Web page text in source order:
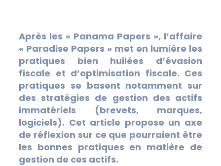
Après les « Panama Papers », l’affaire
« Paradise Papers » met en lumière les
pratiques bien huilées d’évasion
fiscale et d’optimisation fiscale. Ces
pratiques se basent notamment sur
des stratégies de gestion des actifs
immatériels (brevets, marques,
logiciels). Cet article propose un axe
de réflexion sur ce que pourraient être
les bonnes pratiques en matière de
gestion de ces actifs.